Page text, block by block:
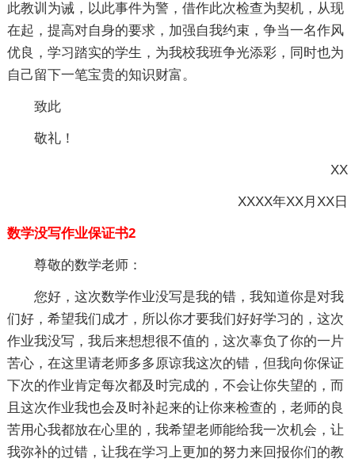
此教训为诫，以此事件为警，借作此次检查为契机，从现
在起，提高对自身的要求，加强自我约束，争当一名作风
优良，学习踏实的学生，为我校我班争光添彩，同时也为
自己留下一笔宝贵的知识财富。
致此
敬礼！
XX
XXXX年XX月XX日
数学没写作业保证书2
尊敬的数学老师：
您好，这次数学作业没写是我的错，我知道你是对我
们好，希望我们成才，所以你才要我们好好学习的，这次
作业我没写，我后来想想很不值的，这次辜负了你的一片
苦心，在这里请老师多多原谅我这次的错，但我向你保证
下次的作业肯定每次都及时完成的，不会让你失望的，而
且这次作业我也会及时补起来的让你来检查的，老师的良
苦用心我都放在心里的，我希望老师能给我一次机会，让
我弥补的过错，让我在学习上更加的努力来回报你们的教